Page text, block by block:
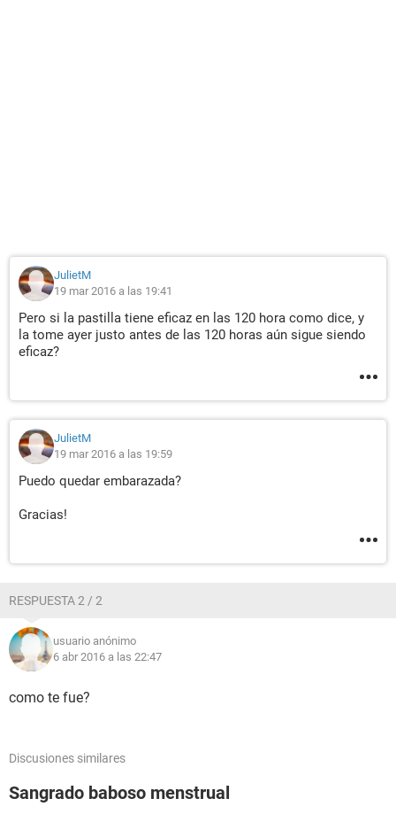
JulietM
19 mar 2016 a las 19:41
Pero si la pastilla tiene eficaz en las 120 hora como dice, y
la tome ayer justo antes de las 120 horas aún sigue siendo
eficaz?
JulietM
19 mar 2016 a las 19:59
Puedo quedar embarazada?
Gracias!
RESPUESTA 2 / 2
usuario anónimo
6 abr 2016 a las 22:47
como te fue?
Discusiones similares
Sangrado baboso menstrual